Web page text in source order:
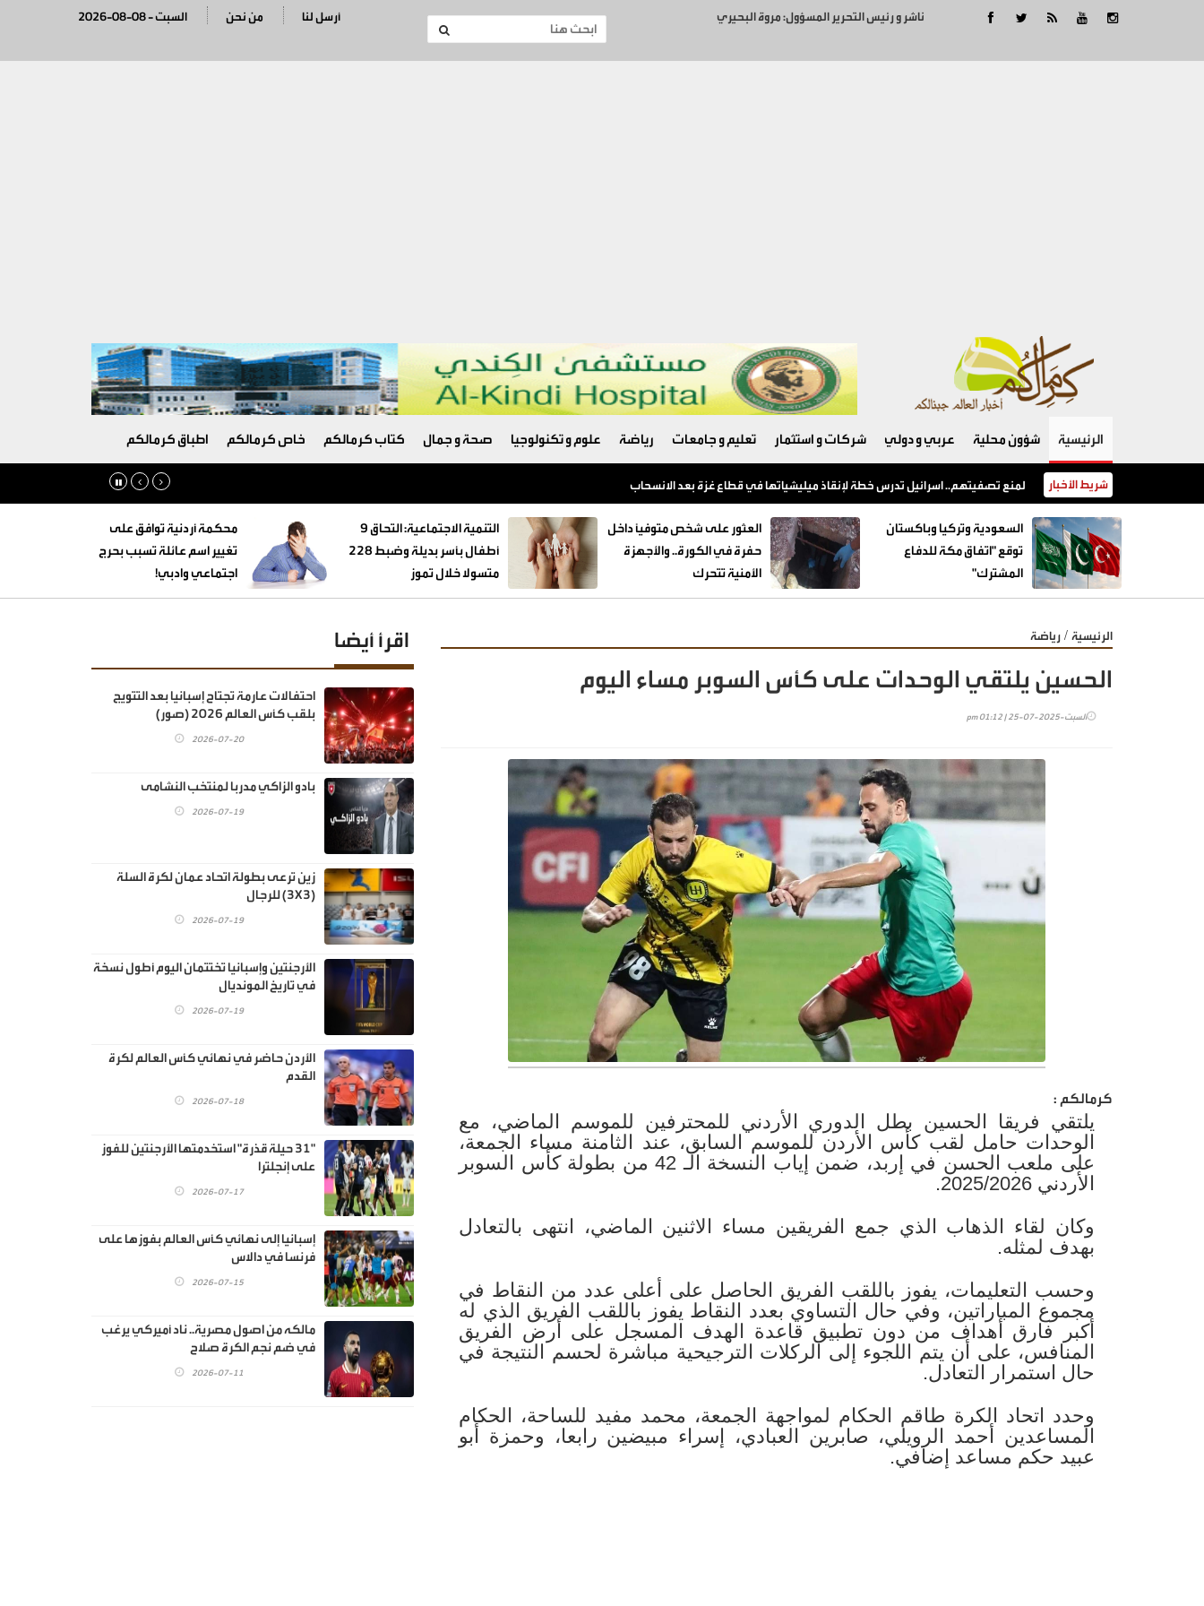
ناشر و رئيس التحرير المسؤول: مروة البحيري 2026-08-08 - السبت من نحن أرسل لنا
الرئيسية شؤون محلية عربي و دولي شركات و استثمار تعليم و جامعات رياضة علوم و تكنولوجيا صحة و جمال كتاب كرمالكم خاص كرمالكم اطباق كرمالكم
شريط الأخبار السعودية وتركيا وباكستان توقع "اتفاق مكة للدفاع المشترك"
السعودية وتركيا وباكستان
توقع "اتفاق مكة للدفاع
المشترك"
العثور على شخص متوفيًا داخل
حفرة في الكورة.. والأجهزة
الأمنية تتحرك
‏التنمية الاجتماعية: التحاق 9
أطفال بأسر بديلة وضبط 228
متسولا خلال تموز
محكمة أردنية توافق على
تغيير اسم عائلة تسبب بحرج
اجتماعي وادبي!
الرئيسية / رياضة
الحسين يلتقي الوحدات على كأس السوبر مساء اليوم
السبت-2025-07-25 | 01:12 pm
كرمالكم :
يلتقي فريقا الحسين بطل الدوري الأردني للمحترفين للموسم الماضي، مع
الوحدات حامل لقب كأس الأردن للموسم السابق، عند الثامنة مساء الجمعة،
على ملعب الحسن في إربد، ضمن إياب النسخة الـ 42 من بطولة كأس السوبر
الأردني 2025/2026.
وكان لقاء الذهاب الذي جمع الفريقين مساء الاثنين الماضي، انتهى بالتعادل
بهدف لمثله.
وحسب التعليمات، يفوز باللقب الفريق الحاصل على أعلى عدد من النقاط في
مجموع المباراتين، وفي حال التساوي بعدد النقاط يفوز باللقب الفريق الذي له
أكبر فارق أهداف من دون تطبيق قاعدة الهدف المسجل على أرض الفريق
المنافس، على أن يتم اللجوء إلى الركلات الترجيحية مباشرة لحسم النتيجة في
حال استمرار التعادل.
وحدد اتحاد الكرة طاقم الحكام لمواجهة الجمعة، محمد مفيد للساحة، الحكام
المساعدين أحمد الرويلي، صابرين العبادي، إسراء مبيضين رابعا، وحمزة أبو
عبيد حكم مساعد إضافي.
اقرأ أيضا
احتفالات عارمة تجتاح إسبانيا بعد التتويج
بلقب كأس العالم 2026 (صور)
2026-07-20
بادو الزاكي مدربا لمنتخب النشامى
2026-07-19
زين ترعى بطولة اتحاد عمان لكرة السلة
(3X3) للرجال
2026-07-19
الأرجنتين وإسبانيا تختتمان اليوم أطول نسخة
في تاريخ المونديال
2026-07-19
الأردن حاضر في نهائي كأس العالم لكرة
القدم
2026-07-18
"31 حيلة قذرة" استخدمتها الأرجنتين للفوز
على إنجلترا
2026-07-17
إسبانيا إلى نهائي كأس العالم بفوزها على
فرنسا في دالاس
2026-07-15
مالكه من اصول مصرية.. ناد أميركي يرغب
في ضم نجم الكرة صلاح
2026-07-11